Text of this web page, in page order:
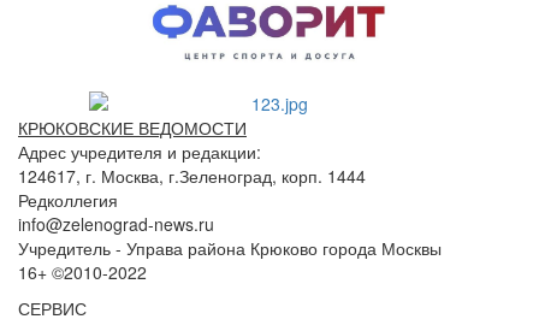
КРЮКОВСКИЕ ВЕДОМОСТИ
Адрес учредителя и редакции:
124617, г. Москва, г.Зеленоград, корп. 1444
Редколлегия
info@zelenograd-news.ru
Учредитель - Управа района Крюково города Москвы
16+ ©2010-2022
СЕРВИС